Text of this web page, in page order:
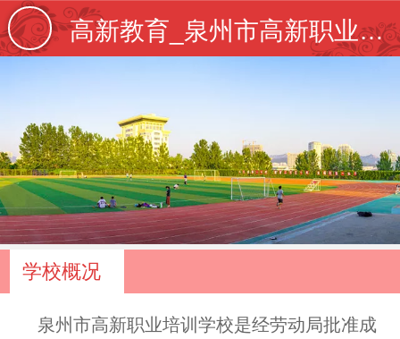
高新教育_泉州市高新职业培训学校【学校官网】_专注IT教育20年_泉州电脑培训_泉州平面设计培训_泉
学校概况
泉州市高新职业培训学校是经劳动局批准成